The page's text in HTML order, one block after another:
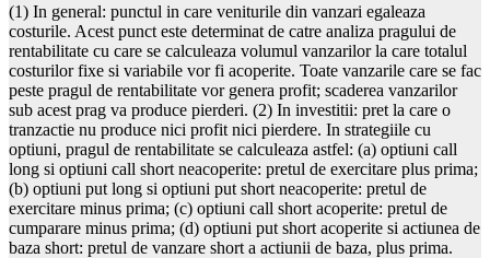
(1) In general: punctul in care veniturile din vanzari egaleaza
costurile. Acest punct este determinat de catre analiza pragului de
rentabilitate cu care se calculeaza volumul vanzarilor la care totalul
costurilor fixe si variabile vor fi acoperite. Toate vanzarile care se fac
peste pragul de rentabilitate vor genera profit; scaderea vanzarilor
sub acest prag va produce pierderi. (2) In investitii: pret la care o
tranzactie nu produce nici profit nici pierdere. In strategiile cu
optiuni, pragul de rentabilitate se calculeaza astfel: (a) optiuni call
long si optiuni call short neacoperite: pretul de exercitare plus prima;
(b) optiuni put long si optiuni put short neacoperite: pretul de
exercitare minus prima; (c) optiuni call short acoperite: pretul de
cumparare minus prima; (d) optiuni put short acoperite si actiunea de
baza short: pretul de vanzare short a actiunii de baza, plus prima.